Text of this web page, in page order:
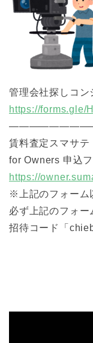
管理会社探しコン
https://forms.gle/
賃料査定スマサテ
for Owners 申込フ
https://
※上記のフォーム
必ず上記のフォー
招待コード「